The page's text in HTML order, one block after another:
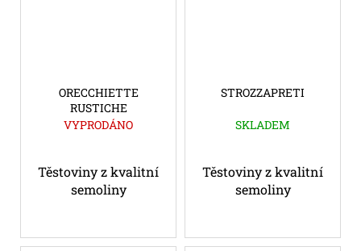
ORECCHIETTE
RUSTICHE
VYPRODÁNO
Těstoviny z kvalitní
semoliny
STROZZAPRETI
SKLADEM
Těstoviny z kvalitní
semoliny